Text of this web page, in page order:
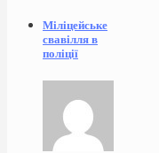
Міліцейське
свавілля в
поліції